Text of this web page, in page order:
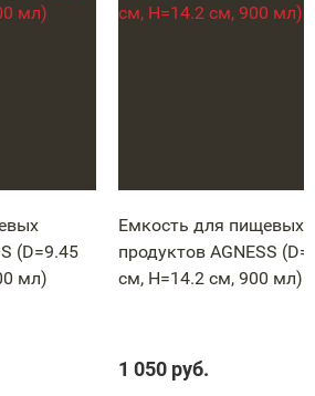
(D=9.45
мл)
Емкость для пищевых
продуктов AGNESS
см, H=14.2 см, 900 мл)
1 050 руб.